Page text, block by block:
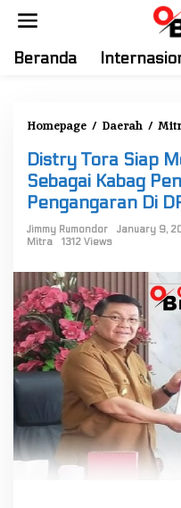
Beranda
Homepage / Daerah /
Distry Tora Siap
Sebagai Kabag
Pengangaran Di
Jimmy Rumondor
January 9,
Mitra
1312 Views